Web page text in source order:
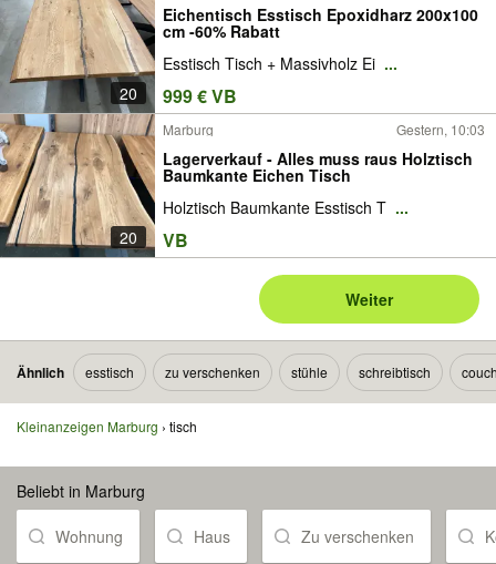
20
Eichentisch Esstisch Epoxidharz 200x100
cm -60% Rabatt
Esstisch Tisch + Massivholz Ei ...
999 € VB
20
Marburg Gestern, 10:03
Lagerverkauf - Alles muss raus Holztisch
Baumkante Eichen Tisch
Holztisch Baumkante Esstisch T ...
VB
Weiter
Ähnlich esstisch zu verschenken stühle schreibtisch
Kleinanzeigen Marburg tisch
Beliebt in Marburg
Wohnung Haus Zu verschenken